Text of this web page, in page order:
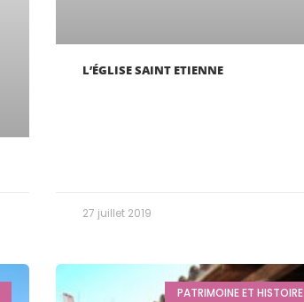
L’ÉGLISE SAINT ETIENNE
27 juillet 2019
PATRIMOINE ET HISTOIRE